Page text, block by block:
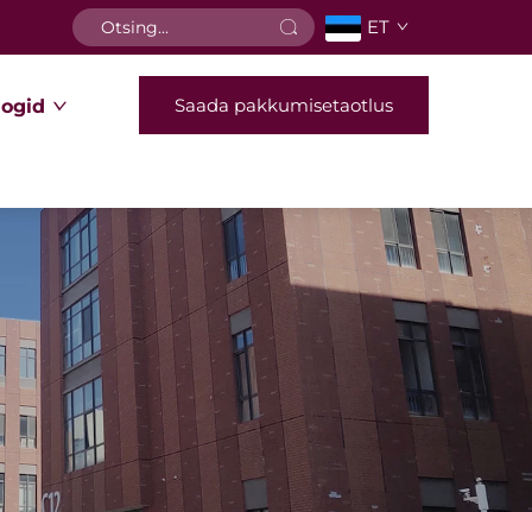
ET
Saada pakkumisetaotlus